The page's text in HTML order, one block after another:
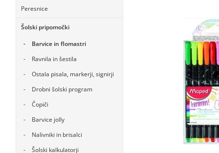
Peresnice
Šolski pripomočki
Barvice in flomastri
Ravnila in šestila
Ostala pisala, markerji, signirji
Drobni šolski program
Čopiči
Barvice jolly
Nalivniki in brisalci
Šolski kalkulatorji